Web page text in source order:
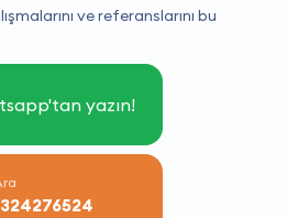
ve referanslarını bu
yazın!